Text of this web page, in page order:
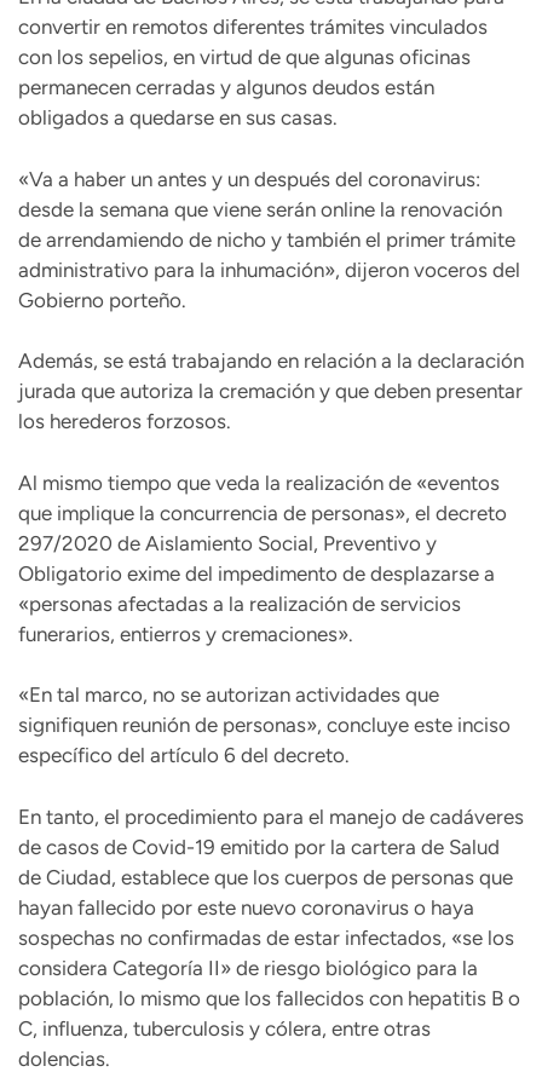
convertir en remotos diferentes trámites vinculados
con los sepelios, en virtud de que algunas oficinas
permanecen cerradas y algunos deudos están
obligados a quedarse en sus casas.
«Va a haber un antes y un después del coronavirus:
desde la semana que viene serán online la renovación
de arrendamiendo de nicho y también el primer trámite
administrativo para la inhumación», dijeron voceros del
Gobierno porteño.
Además, se está trabajando en relación a la declaración
jurada que autoriza la cremación y que deben presentar
los herederos forzosos.
Al mismo tiempo que veda la realización de «eventos
que implique la concurrencia de personas», el decreto
297/2020 de Aislamiento Social, Preventivo y
Obligatorio exime del impedimento de desplazarse a
«personas afectadas a la realización de servicios
funerarios, entierros y cremaciones».
«En tal marco, no se autorizan actividades que
signifiquen reunión de personas», concluye este inciso
específico del artículo 6 del decreto.
En tanto, el procedimiento para el manejo de cadáveres
de casos de Covid-19 emitido por la cartera de Salud
de Ciudad, establece que los cuerpos de personas que
hayan fallecido por este nuevo coronavirus o haya
sospechas no confirmadas de estar infectados, «se los
considera Categoría II» de riesgo biológico para la
población, lo mismo que los fallecidos con hepatitis B o
C, influenza, tuberculosis y cólera, entre otras
dolencias.